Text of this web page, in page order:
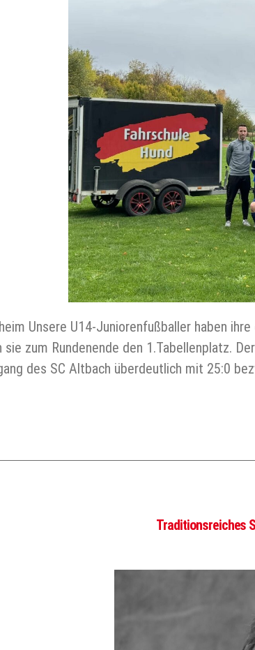
Unsere U14-Juniorenfußballer haben
zum Rundenende den 1.Tabellenplatz.
des SC Altbach überdeutlich mit 25:0
Traditionsreiches